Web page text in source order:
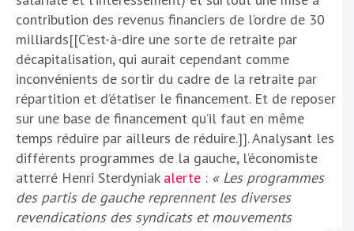
contribution des revenus financiers de l’ordre de 30
milliards[[C’est-à-dire une sorte de retraite par
décapitalisation, qui aurait cependant comme
inconvénients de sortir du cadre de la retraite par
répartition et d’étatiser le financement. Et de reposer
sur une base de financement qu’il faut en même
temps réduire par ailleurs de réduire.]]. Analysant les
différents programmes de la gauche, l’économiste
atterré Henri Sterdyniak alerte : « Les programmes
des partis de gauche reprennent les diverses
revendications des syndicats et mouvements